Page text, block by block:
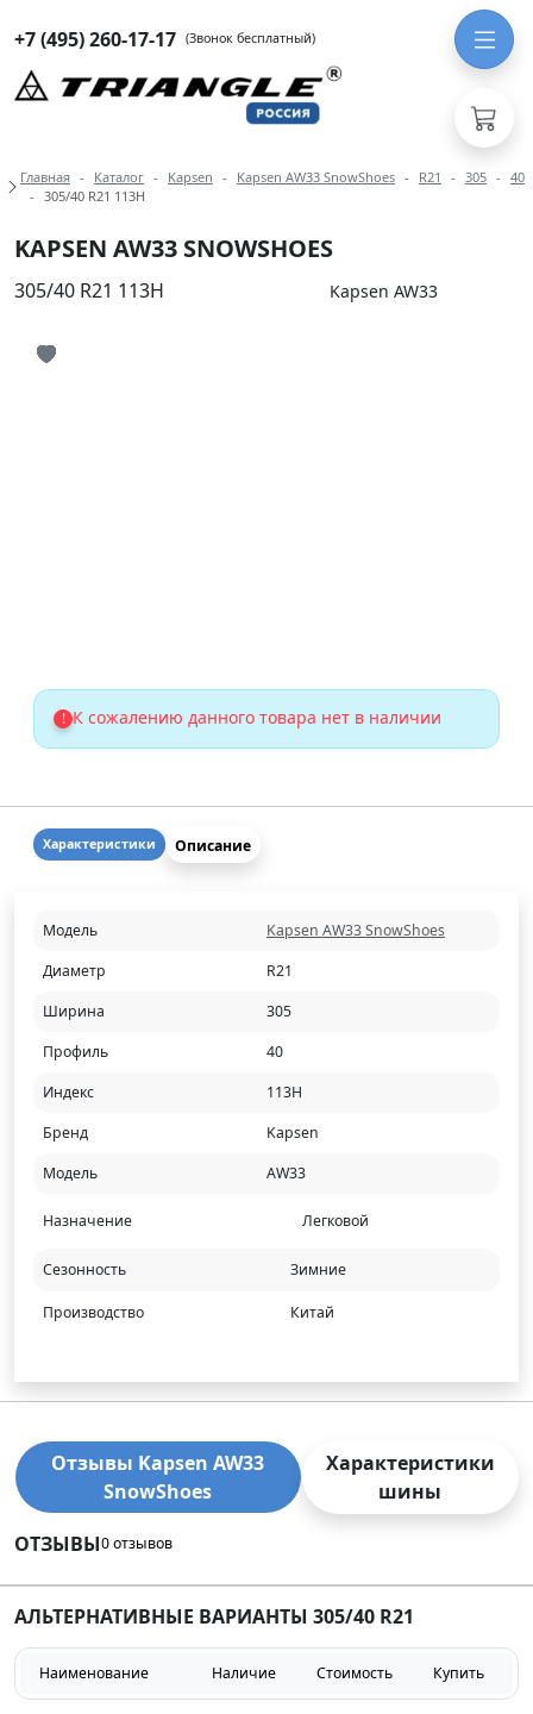
+7 (495) 260-17-17 (Звонок бесплатный)
Навигация по разделам модели
Главная Каталог Kapsen Kapsen AW33 SnowShoes R21 305
40
305/40 R21 113H
KAPSEN AW33 SNOWSHOES
305/40 R21 113H Kapsen AW33
! К сожалению данного товара нет в наличии
Характеристики Описание
Модель
Kapsen AW33 SnowShoes
Диаметр
R21
Ширина
305
Профиль
40
Индекс
113H
Бренд
Kapsen
Модель
AW33
Назначение Легковой
Сезонность Зимние
Производство Китай
Отзывы Kapsen AW33
SnowShoes
Характеристики
шины
ОТЗЫВЫ0 отзывов
АЛЬТЕРНАТИВНЫЕ ВАРИАНТЫ 305/40 R21
Наименование Наличие Стоимость Купить